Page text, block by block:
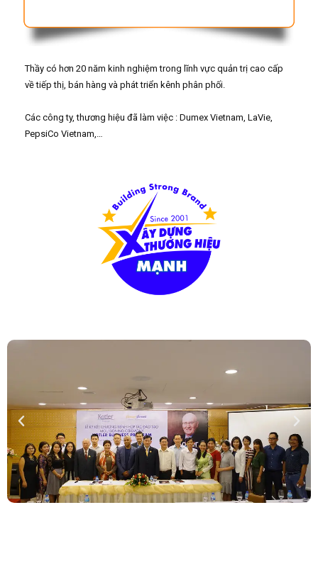
Thầy có hơn 20 năm kinh nghiệm trong lĩnh vực quản trị cao cấp
về tiếp thị, bán hàng và phát triển kênh phân phối.
Các công ty, thương hiệu đã làm việc : Dumex Vietnam, LaVie,
PepsiCo Vietnam,…